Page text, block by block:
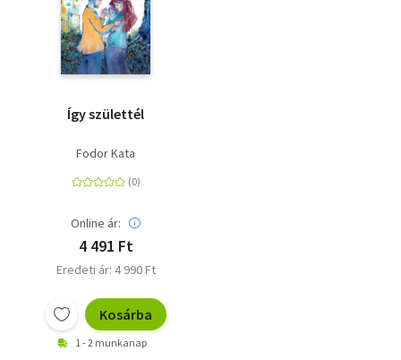
Így születtél
Fodor Kata
Online ár:
4 491 Ft
Eredeti ár: 4 990 Ft
Kosárba
1 - 2 munkanap